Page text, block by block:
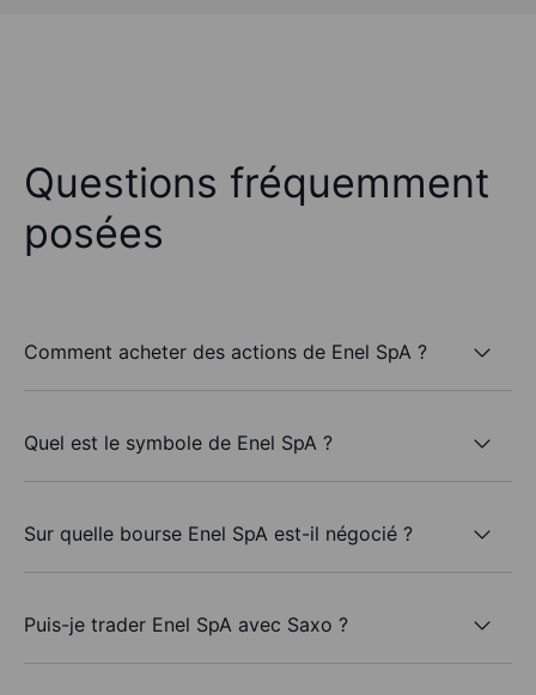
Questions fréquemment
posées
Comment acheter des actions de Enel SpA ?
Quel est le symbole de Enel SpA ?
Sur quelle bourse Enel SpA est-il négocié ?
Puis-je trader Enel SpA avec Saxo ?